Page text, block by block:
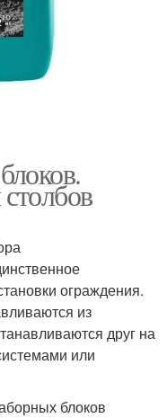
ограждения.
из
друг на
или
блоков